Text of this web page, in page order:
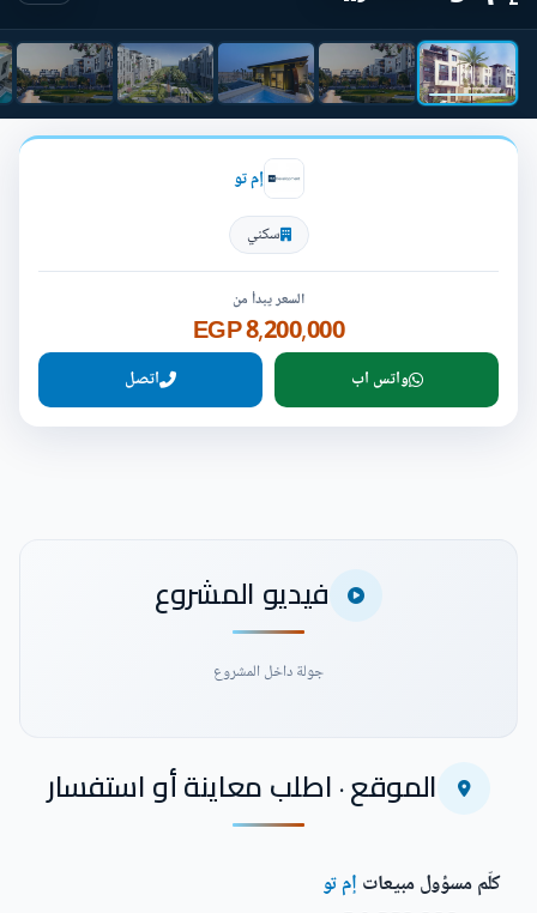
إم تو
سكني
السعر يبدأ من
8,200,000 EGP
واتس اب اتصل
فيديو المشروع
جولة داخل المشروع
شاهد فيديو المشروع
الموقع · اطلب معاينة أو استفسار
كلّم مسؤول مبيعات إم تو